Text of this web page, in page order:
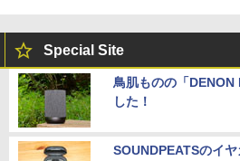
Special Site
鳥肌ものの「DENON
した！
SOUNDPEATSのイ